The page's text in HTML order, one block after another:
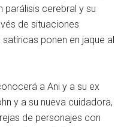
cerebral y su
de situaciones
ponen en jaque al
a Ani y a su ex
y a su nueva cuidadora,
de personajes con